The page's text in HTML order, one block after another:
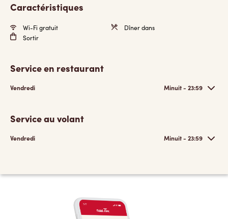
Caractéristiques
Wi-Fi gratuit
Dîner dans
Sortir
Service en restaurant
Vendredi Minuit - 23:59
Service au volant
Vendredi Minuit - 23:59